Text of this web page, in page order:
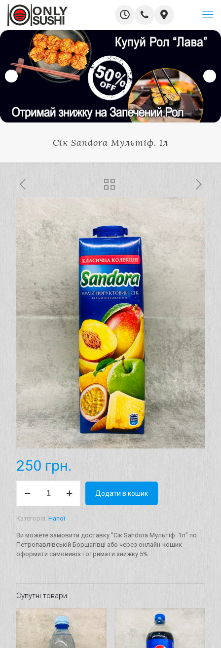
Сік Sandora Мультіф. 1л
250 грн.
Sandora
кількість
Додати в кошик
Категорія: Напої
Ви можете замовити доставку "Сік Sandora Мультіф. 1л" по
Петропавлівській Борщагівці або через онлайн-кошик
оформити самовивіз і отримати знижку 5%
Супутні товари